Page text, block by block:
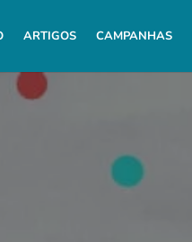
ARTIGOS CAMPANHAS